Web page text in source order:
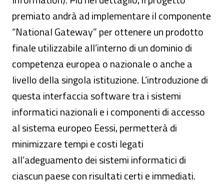
premiato andrà ad implementare il componente
“National Gateway” per ottenere un prodotto
finale utilizzabile all’interno di un dominio di
competenza europea o nazionale o anche a
livello della singola istituzione. L’introduzione di
questa interfaccia software tra i sistemi
informatici nazionali e i componenti di accesso
al sistema europeo Eessi, permetterà di
minimizzare tempi e costi legati
all’adeguamento dei sistemi informatici di
ciascun paese con risultati certi e immediati.